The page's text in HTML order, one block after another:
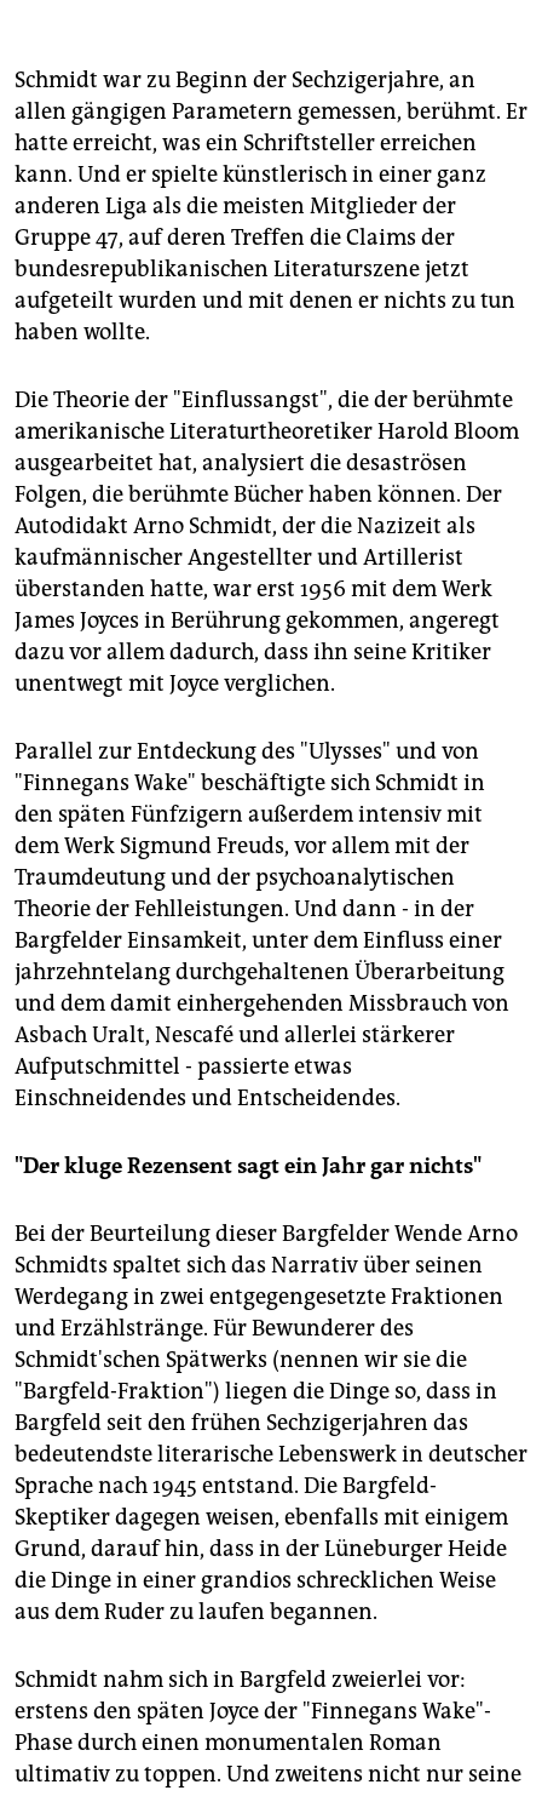
Schmidt war zu Beginn der Sechzigerjahre, an
allen gängigen Parametern gemessen, berühmt. Er
hatte erreicht, was ein Schriftsteller erreichen
kann. Und er spielte künstlerisch in einer ganz
anderen Liga als die meisten Mitglieder der
Gruppe 47, auf deren Treffen die Claims der
bundesrepublikanischen Literaturszene jetzt
aufgeteilt wurden und mit denen er nichts zu tun
haben wollte.
Die Theorie der "Einflussangst", die der berühmte
amerikanische Literaturtheoretiker Harold Bloom
ausgearbeitet hat, analysiert die desaströsen
Folgen, die berühmte Bücher haben können. Der
Autodidakt Arno Schmidt, der die Nazizeit als
kaufmännischer Angestellter und Artillerist
überstanden hatte, war erst 1956 mit dem Werk
James Joyces in Berührung gekommen, angeregt
dazu vor allem dadurch, dass ihn seine Kritiker
unentwegt mit Joyce verglichen.
Parallel zur Entdeckung des "Ulysses" und von
"Finnegans Wake" beschäftigte sich Schmidt in
den späten Fünfzigern außerdem intensiv mit
dem Werk Sigmund Freuds, vor allem mit der
Traumdeutung und der psychoanalytischen
Theorie der Fehlleistungen. Und dann - in der
Bargfelder Einsamkeit, unter dem Einfluss einer
jahrzehntelang durchgehaltenen Überarbeitung
und dem damit einhergehenden Missbrauch von
Asbach Uralt, Nescafé und allerlei stärkerer
Aufputschmittel - passierte etwas
Einschneidendes und Entscheidendes.
"Der kluge Rezensent sagt ein Jahr gar nichts"
Bei der Beurteilung dieser Bargfelder Wende Arno
Schmidts spaltet sich das Narrativ über seinen
Werdegang in zwei entgegengesetzte Fraktionen
und Erzählstränge. Für Bewunderer des
Schmidt'schen Spätwerks (nennen wir sie die
"Bargfeld-Fraktion") liegen die Dinge so, dass in
Bargfeld seit den frühen Sechzigerjahren das
bedeutendste literarische Lebenswerk in deutscher
Sprache nach 1945 entstand. Die Bargfeld-
Skeptiker dagegen weisen, ebenfalls mit einigem
Grund, darauf hin, dass in der Lüneburger Heide
die Dinge in einer grandios schrecklichen Weise
aus dem Ruder zu laufen begannen.
Schmidt nahm sich in Bargfeld zweierlei vor:
erstens den späten Joyce der "Finnegans Wake"-
Phase durch einen monumentalen Roman
ultimativ zu toppen. Und zweitens nicht nur seine